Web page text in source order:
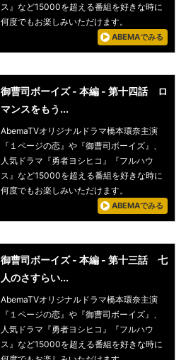
ス』など15000を超える番組を好きな時に
何度でもお楽しみいただけます。
ABEMAでみる
御曹司ボーイズ - 本編 - 第十四話 ロ
マンスをもう...
AbemaTVオリジナルドラマ橋本環奈主演
『１ページの恋』や『御曹司ボーイズ』、
人気ドラマ『勇者ヨシヒコ』『フルハウ
ス』など15000を超える番組を好きな時に
何度でもお楽しみいただけます。
ABEMAでみる
御曹司ボーイズ - 本編 - 第十三話 七
人のさすらい...
AbemaTVオリジナルドラマ橋本環奈主演
『１ページの恋』や『御曹司ボーイズ』、
人気ドラマ『勇者ヨシヒコ』『フルハウ
ス』など15000を超える番組を好きな時に